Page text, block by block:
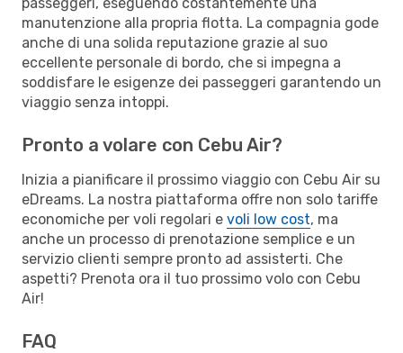
manutenzione alla propria flotta. La compagnia gode
anche di una solida reputazione grazie al suo
eccellente personale di bordo, che si impegna a
soddisfare le esigenze dei passeggeri garantendo un
viaggio senza intoppi.
Pronto a volare con Cebu Air?
Inizia a pianificare il prossimo viaggio con Cebu Air su
eDreams. La nostra piattaforma offre non solo tariffe
economiche per voli regolari e voli low cost, ma
anche un processo di prenotazione semplice e un
servizio clienti sempre pronto ad assisterti. Che
aspetti? Prenota ora il tuo prossimo volo con Cebu
Air!
FAQ